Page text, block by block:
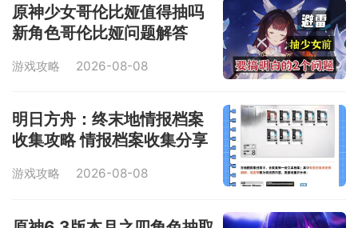
原神少女哥伦比娅值得抽吗
新角色哥伦比娅问题解答
游戏攻略 2026-08-08
明日方舟：终末地情报档案
收集攻略 情报档案收集分享
游戏攻略 2026-08-08